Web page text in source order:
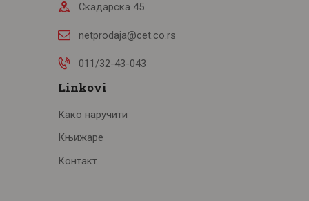
Скадарска 45
netprodaja@cet.co.rs
011/32-43-043
Linkovi
Како наручити
Књижаре
Контакт